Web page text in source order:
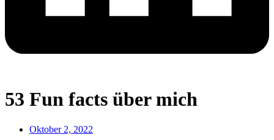
53 Fun facts über mich
Oktober 2, 2022